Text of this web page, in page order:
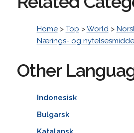
Home> Top >World>
Nærings- og
Other
Indonesisk
Bulgarsk